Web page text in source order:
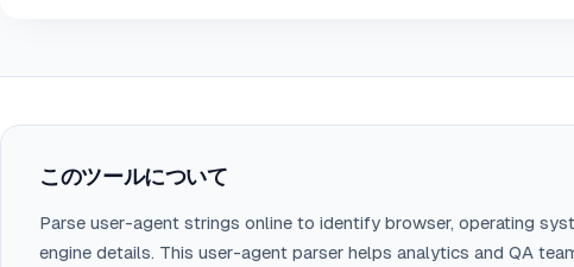
このツールについて
Parse user-agent strings online to identify browser, operating
engine details. This user-agent parser helps analytics and QA